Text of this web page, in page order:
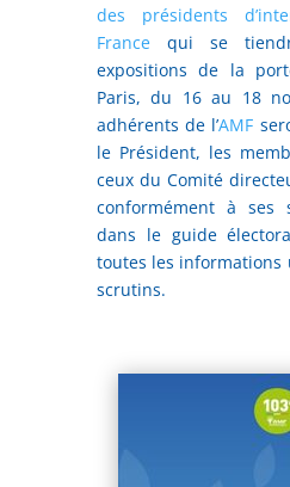
des présidents
Francequi se
expositions de la
Paris, du 16 au 18
adhérents de l’AMF
le Président, les
ceux du Comité
conformément à ses
dans le guide
toutes les informations
scrutins.